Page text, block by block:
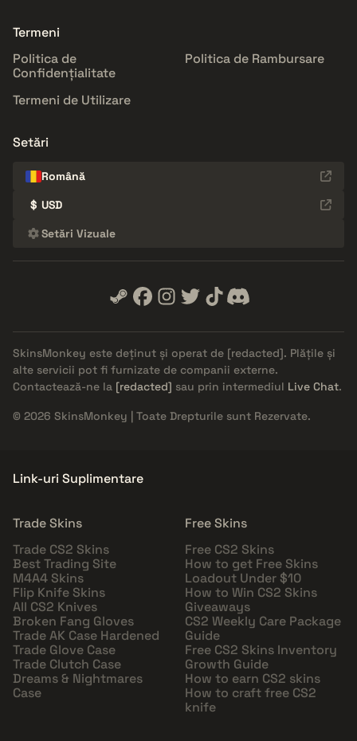
Termeni
Politica de
Confidențialitate
Politica de Rambursare
Termeni de Utilizare
Setări
Română
$ USD
Setări Vizuale
SkinsMonkey este deținut și operat de [redacted]. Plățile și
alte servicii pot fi furnizate de companii externe.
Contactează-ne la [redacted] sau prin intermediul Live Chat.
© 2026 SkinsMonkey | Toate Drepturile sunt Rezervate.
Link-uri Suplimentare
Trade Skins
Trade CS2 Skins
Best Trading Site
M4A4 Skins
Flip Knife Skins
All CS2 Knives
Broken Fang Gloves
Trade AK Case Hardened
Trade Glove Case
Trade Clutch Case
Dreams & Nightmares
Case
Free Skins
Free CS2 Skins
How to get Free Skins
Loadout Under $10
How to Win CS2 Skins
Giveaways
CS2 Weekly Care Package
Guide
Free CS2 Skins Inventory
Growth Guide
How to earn CS2 skins
How to craft free CS2
knife